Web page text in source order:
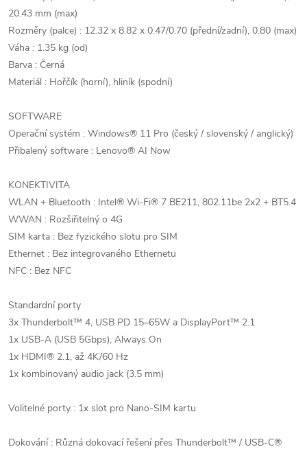
20.43 mm (max)
Rozměry (palce) : 12.32 x 8.82 x 0.47/0.70 (přední/zadní), 0.80 (max)
Váha : 1.35 kg (od)
Barva : Černá
Materiál : Hořčík (horní), hliník (spodní)
SOFTWARE
Operační systém : Windows® 11 Pro (český / slovenský / anglický)
Přibalený software : Lenovo® AI Now
KONEKTIVITA
WLAN + Bluetooth : Intel® Wi-Fi® 7 BE211, 802.11be 2x2 + BT5.4
WWAN : Rozšiřitelný o 4G
SIM karta : Bez fyzického slotu pro SIM
Ethernet : Bez integrovaného Ethernetu
NFC : Bez NFC
Standardní porty
3x Thunderbolt™ 4, USB PD 15–65W a DisplayPort™ 2.1
1x USB-A (USB 5Gbps), Always On
1x HDMI® 2.1, až 4K/60 Hz
1x kombinovaný audio jack (3.5 mm)
Volitelné porty : 1x slot pro Nano-SIM kartu
Dokování : Různá dokovací řešení přes Thunderbolt™ / USB-C®